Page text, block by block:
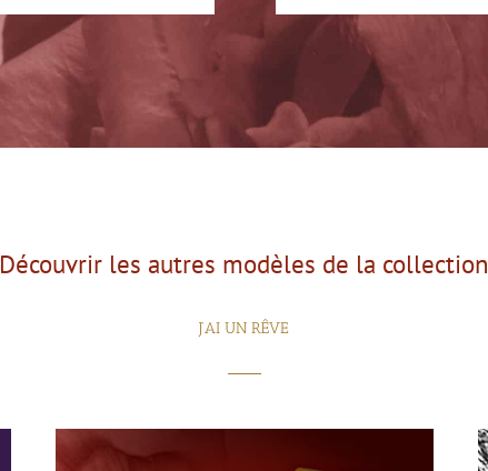
Découvrir les autres modèles de la collection
J’AI UN RÊVE